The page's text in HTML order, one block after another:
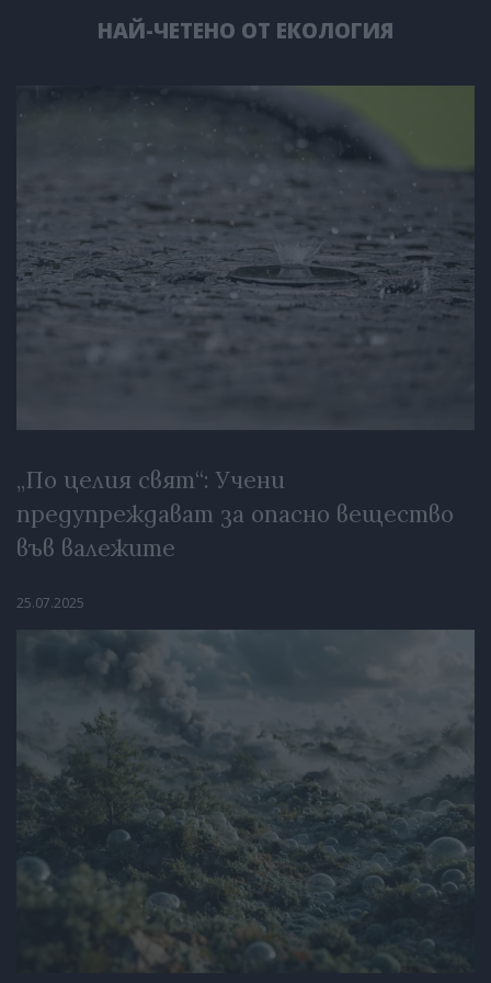
НАЙ-ЧЕТЕНО ОТ ЕКОЛОГИЯ
„По целия свят“: Учени
предупреждават за опасно вещество
във валежите
25.07.2025